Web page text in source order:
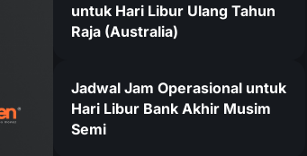
untuk Hari Libur Ulang Tahun
Raja (Australia)
Jadwal Jam Operasional untuk
Hari Libur Bank Akhir Musim
Semi